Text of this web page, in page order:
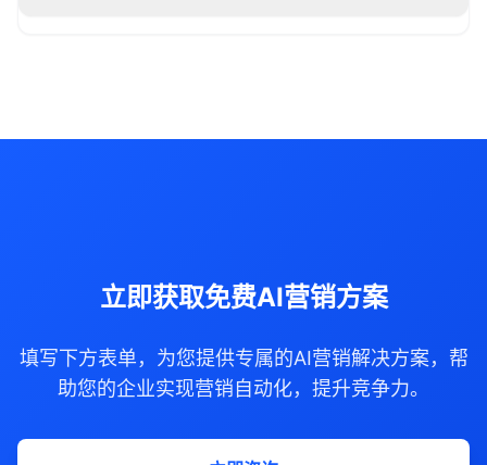
立即获取免费AI营销方案
填写下方表单，为您提供专属的AI营销解决方案，帮
助您的企业实现营销自动化，提升竞争力。